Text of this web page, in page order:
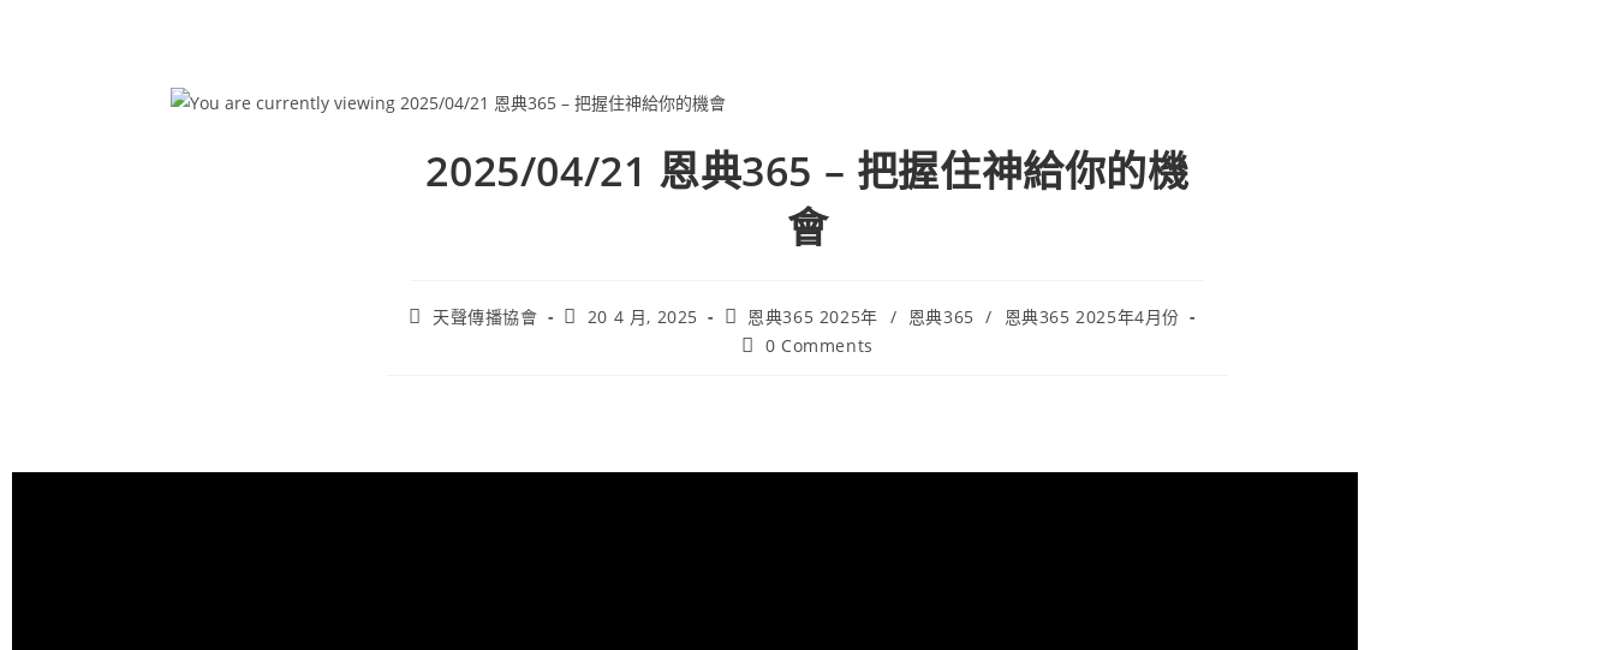
2025/04/21 恩典365 – 把握住神給你的機
會
天聲傳播協會 20 4 月, 2025 恩典365 2025年 / 恩典365 /
恩典365 2025年4月份
0 Comments